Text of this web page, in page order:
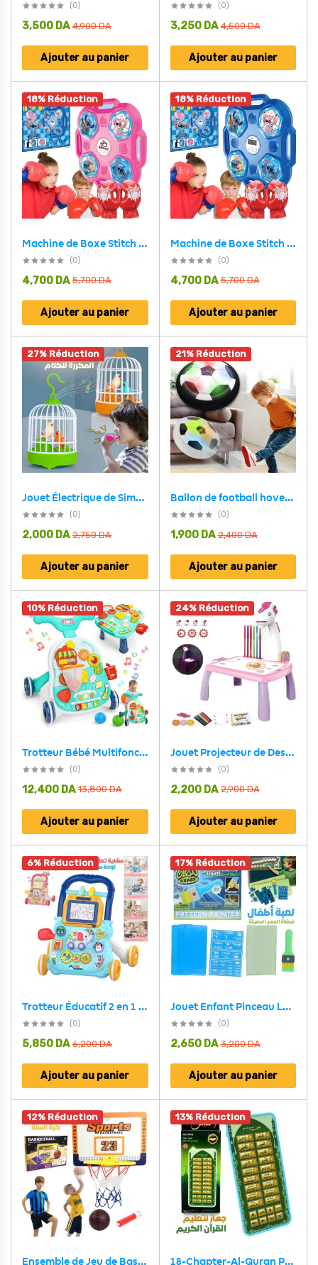
(0)
4,900DA
3,500 DA
Ajouter au panier
(0)
4,500DA
3,250 DA
Ajouter au panier
18% Réduction
Machine de Boxe Stitch Musicale Rose – آلة الملاكمة الموسيقية للأطفال
(0)
5,700DA
4,700 DA
Ajouter au panier
18% Réduction
Machine de Boxe Stitch Musicale – آلة الملاكمة الموسيقية للأطفال
(0)
5,700DA
4,700 DA
Ajouter au panier
27% Réduction
Jouet Électrique de Simulation de Cage à Oiseaux avec Contrôle Sonore – لعبة قفص الطيور المكررة للكلام
(0)
2,750DA
2,000 DA
Ajouter au panier
21% Réduction
Ballon de football hover LED pour enfants – لعبة كرة القدم
(0)
2,400DA
1,900 DA
Ajouter au panier
10% Réduction
Trotteur Bébé Multifonction 4 en 1 avec Panneau de Jeu – مشاية أطفال متعددة الوظائف
(0)
13,800DA
12,400 DA
Ajouter au panier
24% Réduction
Jouet Projecteur de Dessin Aolieh, Table de Dessin Éducative pour Enfants avec Projecteur LED et Accessoires – لعبة جهاز عرض الرسم للأطفال
(0)
2,900DA
2,200 DA
Ajouter au panier
6% Réduction
Trotteur Éducatif 2 en 1 avec Tableau de Dessin et Panneau Musical pour Bébé – مشاية تعليمية 2 في 1 مع لوحة رسم ولوحة موسيقية للأطفال
(0)
6,200DA
5,850 DA
Ajouter au panier
17% Réduction
Jouet Enfant Pinceau Lumineux FunBlast Glow Crazy – لعبة أطفال فرشاة الرسم المضيئة
(0)
3,200DA
2,650 DA
Ajouter au panier
12% Réduction
Ensemble de Jeu de Basket-Ball Super Sport – مجموعة لعب كرة السلة
13% Réduction
18-Chapter-Al-Quran Portable Baby Kid Quran Learning Machine Tablet – تعليم القرآن الكريم للطفل